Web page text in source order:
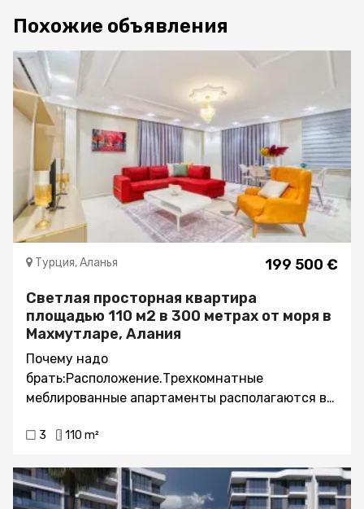
Похожие объявления
199 500 €
Турция, Аланья
Светлая просторная квартира
площадью 110 м2 в 300 метрах от моря в
Махмутларе, Алания
Почему надо
брать:Расположение.Трехкомнатные
меблированные апартаменты располагаются в
метрах от моря. В районе есть 3 основные
прибрежная улица шоссе Анталия – Мерсин. В
Махмутларе есть все что нужно для
3 110 m²